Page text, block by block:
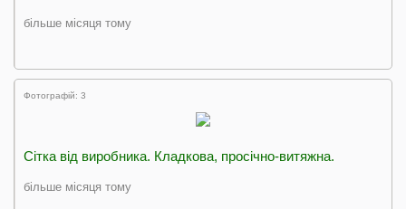
більше місяця тому
Фотографій: 3
Сітка від виробника. Кладкова, просічно-витяжна.
більше місяця тому